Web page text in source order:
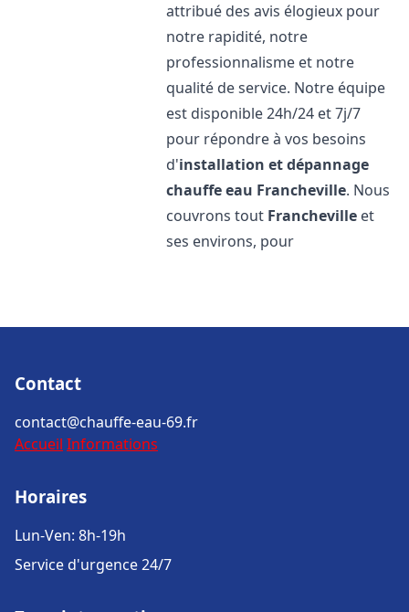
attribué des avis élogieux pour
notre rapidité, notre
professionnalisme et notre
qualité de service. Notre équipe
est disponible 24h/24 et 7j/7
pour répondre à vos besoins
d'installation et dépannage
chauffe eau Francheville. Nous
couvrons tout Francheville et
ses environs, pour
Contact
contact@chauffe-eau-69.fr
Accueil Informations
Horaires
Lun-Ven: 8h-19h
Service d'urgence 24/7